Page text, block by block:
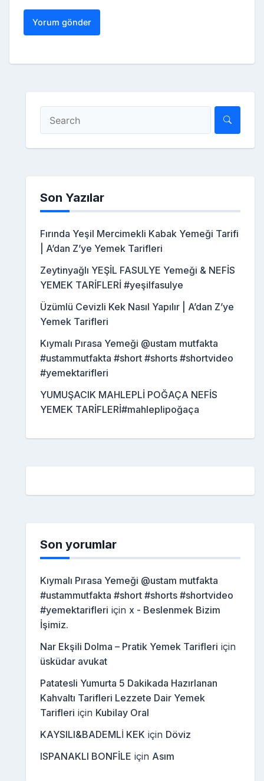
Son Yazılar
Fırında Yeşil Mercimekli Kabak Yemeği Tarifi
| A’dan Z’ye Yemek Tarifleri
Zeytinyağlı YEŞİL FASULYE Yemeği & NEFİS
YEMEK TARİFLERİ #yeşilfasulye
Üzümlü Cevizli Kek Nasıl Yapılır | A’dan Z’ye
Yemek Tarifleri
Kıymalı Pırasa Yemeği @ustam mutfakta
#ustammutfakta #short #shorts #shortvideo
#yemektarifleri
YUMUŞACIK MAHLEPLİ POĞAÇA NEFİS
YEMEK TARİFLERİ#mahleplipoğaça
Son yorumlar
Kıymalı Pırasa Yemeği @ustam mutfakta
#ustammutfakta #short #shorts #shortvideo
#yemektarifleri için x - Beslenmek Bizim
İşimiz.
Nar Ekşili Dolma – Pratik Yemek Tarifleri için
üsküdar avukat
Patatesli Yumurta 5 Dakikada Hazırlanan
Kahvaltı Tarifleri Lezzete Dair Yemek
Tarifleri için Kubilay Oral
KAYSILI&BADEMLİ KEK için Döviz
ISPANAKLI BONFİLE için Asım